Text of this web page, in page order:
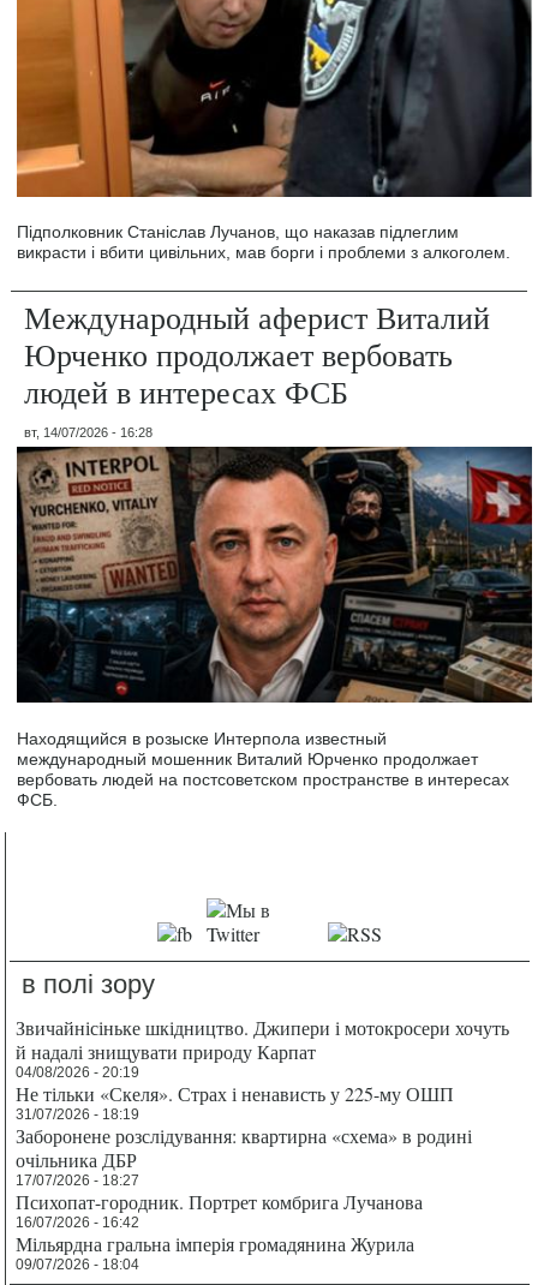
Підполковник Станіслав Лучанов, що наказав підлеглим
викрасти і вбити цивільних, мав борги і проблеми з алкоголем.
Международный аферист Виталий
Юрченко продолжает вербовать
людей в интересах ФСБ
вт, 14/07/2026 - 16:28
Находящийся в розыске Интерпола известный
международный мошенник Виталий Юрченко продолжает
вербовать людей на постсоветском пространстве в интересах
ФСБ.
в полі зору
Звичайнісіньке шкідництво. Джипери і мотокросери хочуть
й надалі знищувати природу Карпат
04/08/2026 - 20:19
Не тільки «Скеля». Страх і ненависть у 225-му ОШП
31/07/2026 - 18:19
Заборонене розслідування: квартирна «схема» в родині
очільника ДБР
17/07/2026 - 18:27
Психопат-городник. Портрет комбрига Лучанова
16/07/2026 - 16:42
Мільярдна гральна імперія громадянина Журила
09/07/2026 - 18:04